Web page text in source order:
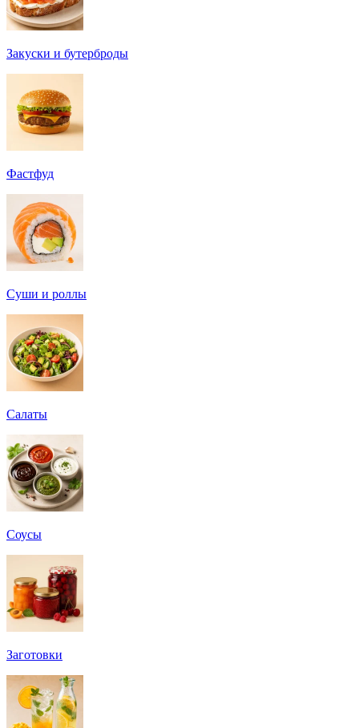
Закуски и бутерброды
Фастфуд
Суши и роллы
Салаты
Соусы
Заготовки